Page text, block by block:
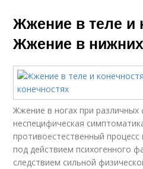
Жжение в теле и
Жжение в
Жжение в ногах при
неспецифическая
противоестественный
под действием психогенного
следствием сильной